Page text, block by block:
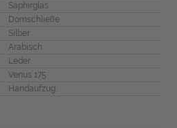
Saphirglas
Dornschließe
Silber
Arabisch
Leder
Venus 175
Handaufzug